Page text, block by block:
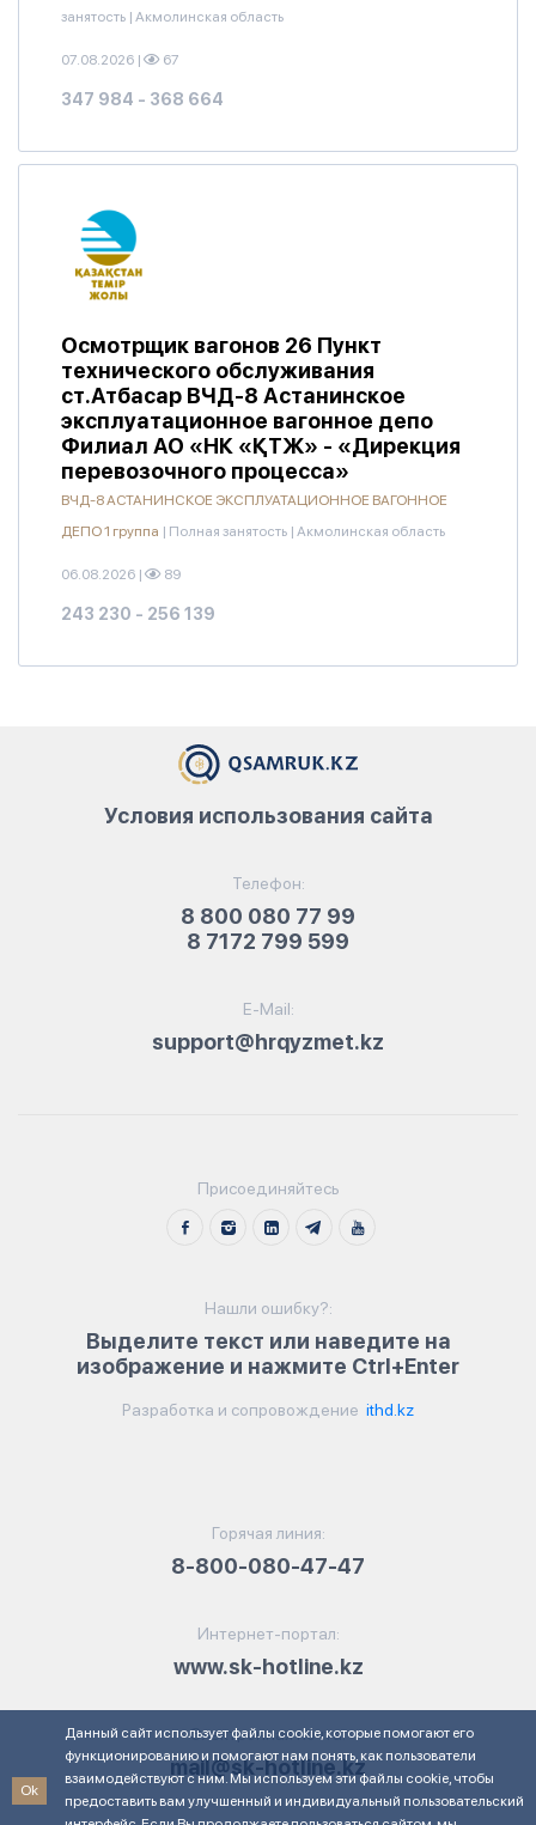
занятость | Акмолинская область
07.08.2026 | 67
347 984 - 368 664
Осмотрщик вагонов 26 Пункт
технического обслуживания
ст.Атбасар ВЧД-8 Астанинское
эксплуатационное вагонное депо
Филиал АО «НК «ҚТЖ» - «Дирекция
перевозочного процесса»
ВЧД-8 АСТАНИНСКОЕ ЭКСПЛУАТАЦИОННОЕ ВАГОННОЕ
ДЕПО 1 группа | Полная занятость | Акмолинская область
06.08.2026 | 89
243 230 - 256 139
Телефон:
8 800 080 77 99
8 7172 799 599
E-Mail:
support@hrqyzmet.kz
Условия использования сайта
Присоединяйтесь
Нашли ошибку?:
Выделите текст или наведите на
изображение и нажмите Ctrl+Enter
Разработка и сопровождение ithd.kz
Горячая линия:
8-800-080-47-47
Интернет-портал:
www.sk-hotline.kz
Электронная почта:
mail@sk-hotline.kz
Ok
Данный сайт использует файлы cookie, которые помогают его
функционированию и помогают нам понять, как пользователи
взаимодействуют с ним. Мы используем эти файлы cookie, чтобы
предоставить вам улучшенный и индивидуальный пользовательский